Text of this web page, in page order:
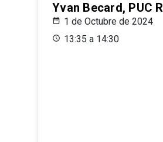
Yvan Becard, PUC
1 de Octubre de 2024
13:35 a 14:30